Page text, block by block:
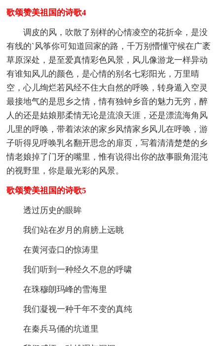
歌颂赞美祖国的诗歌4
调皮的风，吹散了别样的心情凌空的花折伞，是没
有线的`风筝你可知道回家的路，千万别懵懂守候在广袤
草原深处，是至爱真情彩色风景，风儿像游龙一样异动
有谁知风儿的颜色，是心情的别名七彩阳光，万里晴
空，心儿绚烂若风经不住大自然的呼唤，转身遁入空灵
最接地气的是思乡之情，情有独钟乡音的魅力无穷，醉
人的还是姑娘那柔情无论是流浪天涯，还是漂流海角风
儿里的呼唤，带着浓浓的家乡风情家乡风儿在呼唤，游
子听得见呼唤乳名翻开思念的扉页，写着清清楚楚的乡
情老娘掉了门牙的嘴里，惟有说得出你的故事眼角混沌
的视野里，你是最光彩的风景。
歌颂赞美祖国的诗歌5
透过历史的眼眸
我们站在岁月的肩膀上远眺
在黄河壶口的惊涛里
我们听到一种经久不息的呼啸
在珠穆朗玛峰的雪海里
我们凝视一种千年不变的真纯
在秦兵马俑的坑道里